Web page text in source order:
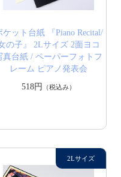
ケット台紙 『Piano Recital/
の子』 2Lサイズ 2面ヨコ
真台紙 / ペーパーフォトフ
レーム ピアノ発表会
518円
（税込み）